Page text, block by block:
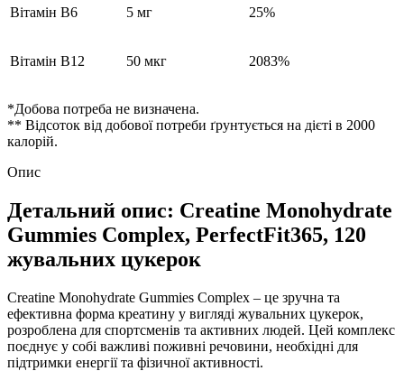
Вітамін B6 5 мг 25%
Вітамін B12 50 мкг 2083%
*Добова потреба не визначена.
** Відсоток від добової потреби ґрунтується на дієті в 2000
калорій.
Опис
Детальний опис: Creatine Monohydrate
Gummies Complex, PerfectFit365, 120
жувальних цукерок
Creatine Monohydrate Gummies Complex – це зручна та
ефективна форма креатину у вигляді жувальних цукерок,
розроблена для спортсменів та активних людей. Цей комплекс
поєднує у собі важливі поживні речовини, необхідні для
підтримки енергії та фізичної активності.